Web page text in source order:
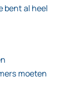
bent al heel
moeten